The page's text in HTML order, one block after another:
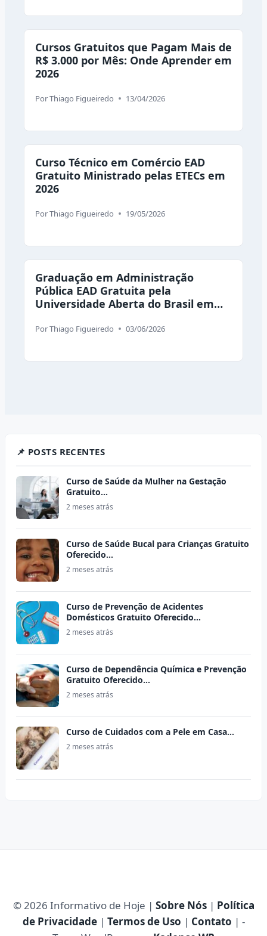
Cursos Gratuitos que Pagam Mais de
R$ 3.000 por Mês: Onde Aprender em
2026
PorThiago Figueiredo 13/04/2026
Curso Técnico em Comércio EAD
Gratuito Ministrado pelas ETECs em
2026
PorThiago Figueiredo 19/05/2026
Graduação em Administração
Pública EAD Gratuita pela
Universidade Aberta do Brasil em
PorThiago Figueiredo 03/06/2026
📌 POSTS RECENTES
Curso de Saúde da Mulher na Gestação
Gratuito…
2 meses atrás
Curso de Saúde Bucal para Crianças Gratuito
Oferecido…
2 meses atrás
Curso de Prevenção de Acidentes
Domésticos Gratuito Oferecido…
2 meses atrás
Curso de Dependência Química e Prevenção
Gratuito Oferecido…
2 meses atrás
Curso de Cuidados com a Pele em Casa…
2 meses atrás
© 2026 Informativo de Hoje | Sobre Nós| Política
de Privacidade| Termos de Uso | Contato | -